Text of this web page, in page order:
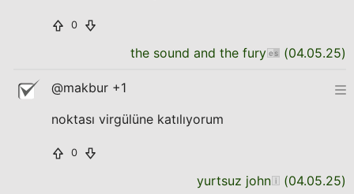
0
the sound and the fury (04.05.25)
@makbur +1
noktası virgülüne katılıyorum
0
yurtsuz john (04.05.25)